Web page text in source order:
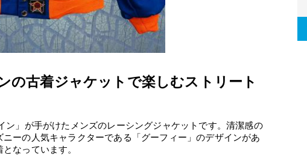
の古着ジャケットで楽しむストリート
ン」が手がけたメンズのレーシングジャケットです。清潔感の
ーの人気キャラクターである「グーフィー」のデザインがあ
なっています。